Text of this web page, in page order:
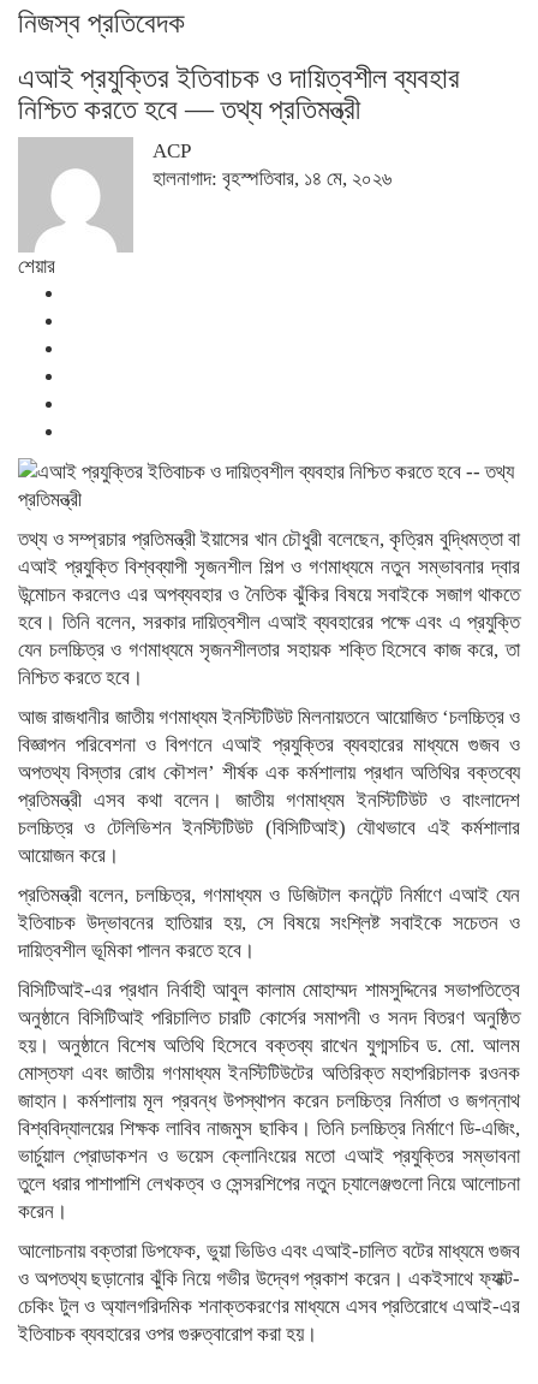
নিজস্ব প্রতিবেদক
এআই প্রযুক্তির ইতিবাচক ও দায়িত্বশীল ব্যবহার
নিশ্চিত করতে হবে — তথ্য প্রতিমন্ত্রী
ACP
হালনাগাদ: বৃহস্পতিবার, ১৪ মে, ২০২৬
শেয়ার
তথ্য ও সম্প্রচার প্রতিমন্ত্রী ইয়াসের খান চৌধুরী বলেছেন, কৃত্রিম বুদ্ধিমত্তা বা
এআই প্রযুক্তি বিশ্বব্যাপী সৃজনশীল শিল্প ও গণমাধ্যমে নতুন সম্ভাবনার দ্বার
উন্মোচন করলেও এর অপব্যবহার ও নৈতিক ঝুঁকির বিষয়ে সবাইকে সজাগ থাকতে
হবে। তিনি বলেন, সরকার দায়িত্বশীল এআই ব্যবহারের পক্ষে এবং এ প্রযুক্তি
যেন চলচ্চিত্র ও গণমাধ্যমে সৃজনশীলতার সহায়ক শক্তি হিসেবে কাজ করে, তা
নিশ্চিত করতে হবে।
আজ রাজধানীর জাতীয় গণমাধ্যম ইনস্টিটিউট মিলনায়তনে আয়োজিত ‘চলচ্চিত্র ও
বিজ্ঞাপন পরিবেশনা ও বিপণনে এআই প্রযুক্তির ব্যবহারের মাধ্যমে গুজব ও
অপতথ্য বিস্তার রোধ কৌশল’ শীর্ষক এক কর্মশালায় প্রধান অতিথির বক্তব্যে
প্রতিমন্ত্রী এসব কথা বলেন। জাতীয় গণমাধ্যম ইনস্টিটিউট ও বাংলাদেশ
চলচ্চিত্র ও টেলিভিশন ইনস্টিটিউট (বিসিটিআই) যৌথভাবে এই কর্মশালার
আয়োজন করে।
প্রতিমন্ত্রী বলেন, চলচ্চিত্র, গণমাধ্যম ও ডিজিটাল কনটেন্ট নির্মাণে এআই যেন
ইতিবাচক উদ্ভাবনের হাতিয়ার হয়, সে বিষয়ে সংশ্লিষ্ট সবাইকে সচেতন ও
দায়িত্বশীল ভূমিকা পালন করতে হবে।
বিসিটিআই-এর প্রধান নির্বাহী আবুল কালাম মোহাম্মদ শামসুদ্দিনের সভাপতিত্বে
অনুষ্ঠানে বিসিটিআই পরিচালিত চারটি কোর্সের সমাপনী ও সনদ বিতরণ অনুষ্ঠিত
হয়। অনুষ্ঠানে বিশেষ অতিথি হিসেবে বক্তব্য রাখেন যুগ্মসচিব ড. মো. আলম
মোস্তফা এবং জাতীয় গণমাধ্যম ইনস্টিটিউটের অতিরিক্ত মহাপরিচালক রওনক
জাহান। কর্মশালায় মূল প্রবন্ধ উপস্থাপন করেন চলচ্চিত্র নির্মাতা ও জগন্নাথ
বিশ্ববিদ্যালয়ের শিক্ষক লাবিব নাজমুস ছাকিব। তিনি চলচ্চিত্র নির্মাণে ডি-এজিং,
ভার্চুয়াল প্রোডাকশন ও ভয়েস ক্লোনিংয়ের মতো এআই প্রযুক্তির সম্ভাবনা
তুলে ধরার পাশাপাশি লেখকত্ব ও সেন্সরশিপের নতুন চ্যালেঞ্জগুলো নিয়ে আলোচনা
করেন।
আলোচনায় বক্তারা ডিপফেক, ভুয়া ভিডিও এবং এআই-চালিত বটের মাধ্যমে গুজব
ও অপতথ্য ছড়ানোর ঝুঁকি নিয়ে গভীর উদ্বেগ প্রকাশ করেন। একইসাথে ফ্যাক্ট-
চেকিং টুল ও অ্যালগরিদমিক শনাক্তকরণের মাধ্যমে এসব প্রতিরোধে এআই-এর
ইতিবাচক ব্যবহারের ওপর গুরুত্বারোপ করা হয়।